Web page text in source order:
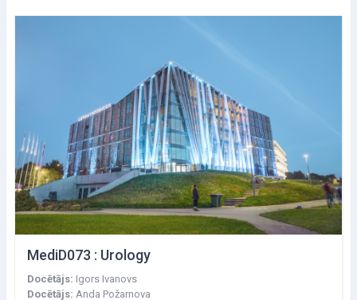
MediD073 : Urology
Docētājs: Igors Ivanovs
Docētājs: Anda Požarnova